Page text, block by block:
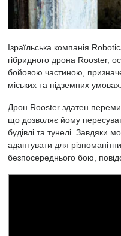
Ізраїльська компанія
гібридного дрона Rooster,
бойовою частиною,
міських та підземних умовах.
Дрон Rooster здатен
що дозволяє йому
будівлі та тунелі. Завдяки
адаптувати для
безпосереднього бою,